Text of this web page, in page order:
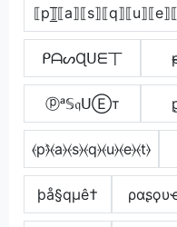
ᑭᗩᔕɊᑌᗴ丅
ⓟᵃ𝕊𝔮ᑌⒺт
⦑p⦒̂⦑a⦒⦑s⦒⦑q⦒⦑u⦒⦑e⦒⦑t⦒
þå§qµê†